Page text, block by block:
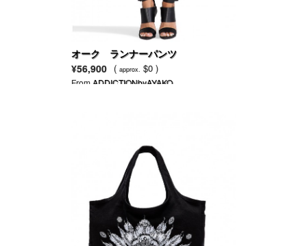
オーク ランナーパンツ
¥56,900 ( approx. $0 )
From ADDICTIONbyAYAKO